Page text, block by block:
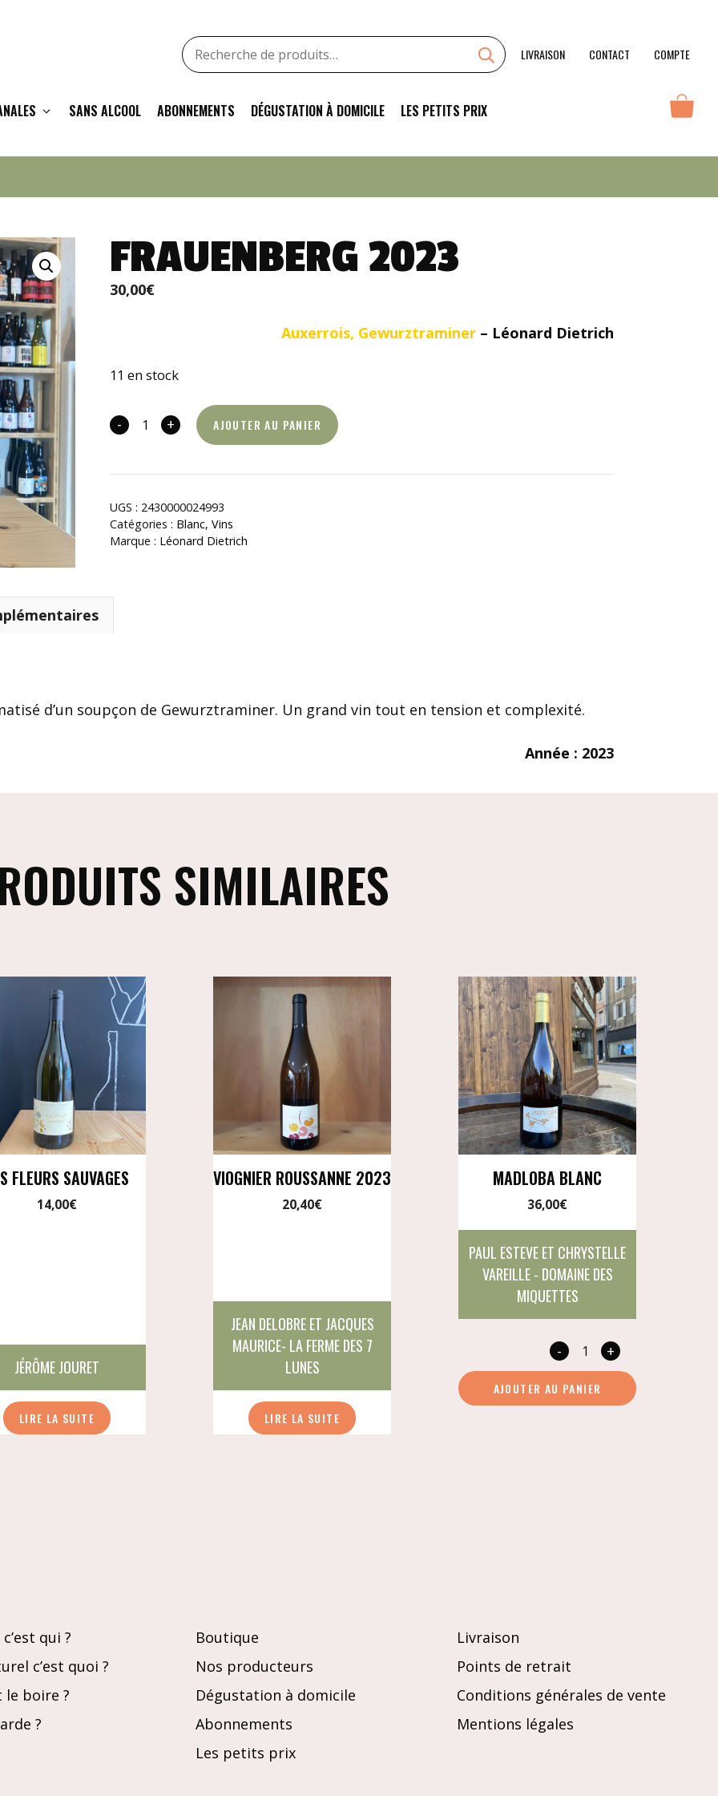
SANS ALCOOL ABONNEMENTS DÉGUSTATION À DOMICILE LES PETITS PRIX
LIVRAISON CONTACT COMPTE
Recherche
pour
FRAUENBERG 2023
30,00€
Auxerrois, Gewurztraminer – Léonard Dietrich
11 en stock
-
quantité
Frauenberg
2023
+ AJOUTER AU PANIER
UGS : 2430000024993
Catégories : Blanc,Vins
Marque : Léonard Dietrich
d’un soupçon de Gewurztraminer. Un grand vin tout en tension et complexité.
Année : 2023
SIMILAIRES
FLEURS SAUVAGES
14,00€
JÉRÔME JOURET
LIRE LA SUITE
VIOGNIER ROUSSANNE 2023
20,40€
JEAN DELOBRE ET JACQUES
MAURICE- LA FERME DES 7
LUNES
LIRE LA SUITE
MADLOBA BLANC
36,00€
PAUL ESTEVE ET CHRYSTELLE
VAREILLE - DOMAINE DES
MIQUETTES
-
quantité
de
Madloba
+
AJOUTER AU PANIER
qui ?
c’est quoi ?
le boire ?
?
Boutique
Nos producteurs
Dégustation à domicile
Abonnements
Les petits prix
Livraison
Points de retrait
Conditions générales de vente
Mentions légales